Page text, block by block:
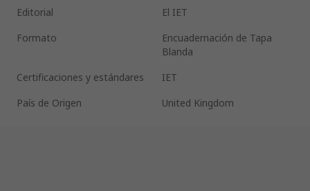
Editorial
El IET
Formato
Encuadernación de Tapa
Blanda
Certificaciones y estándares
IET
País de Origen
United Kingdom